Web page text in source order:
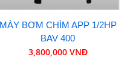
MÁY BƠM CHÌM APP 1/2HP
BAV 400
3,800,000 VNĐ